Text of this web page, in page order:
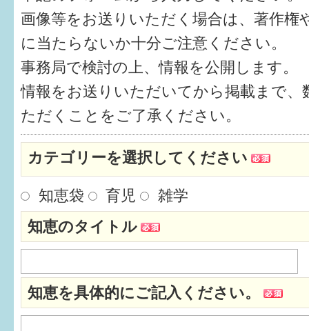
画像等をお送りいただく場合は、著作権
に当たらないか十分ご注意ください。
事務局で検討の上、情報を公開します。
情報をお送りいただいてから掲載まで、
ただくことをご了承ください。
カテゴリーを選択してください
知恵袋 育児
雑学
知恵のタイトル
知恵を具体的にご記入ください。
もしものときの緊急連絡先
届出・手当・助成
健診・予防接種
仲間づくり・遊び場
子どもを預けたい
入園・入学
相談したい
さまざまな支援
子育てカレンダー
妊娠